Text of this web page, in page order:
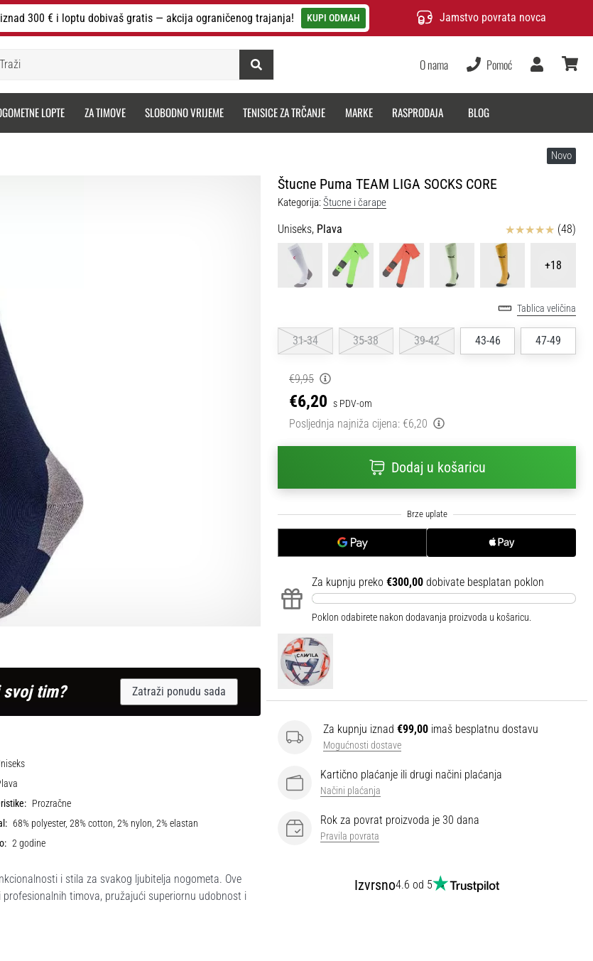
300 € i loptu dobivaš gratis — akcija ograničenog trajanja! KUPI ODMAH Jamstvo povrata novca
O nama Pomoć
Korisnik
LOPTE ZA TIMOVE SLOBODNO VRIJEME TENISICE ZA TRČANJE MARKE RASPRODAJA BLOG
Novo
Štucne Puma TEAM LIGA SOCKS CORE
Kategorija:Štucne i čarape
Uniseks, Plava Ocjena proizvoda
(48)
+18
Tablica veličina
31-34 35-38 39-42 43-46 47-49
€9,95
€6,20 s PDV-om
Posljednja najniža cijena: €6,20
Dodaj u košaricu
Za kupnju preko €300,00 dobivate besplatan poklon
Poklon odabirete nakon dodavanja proizvoda u košaricu.
Za kupnju iznad €99,00 imaš besplatnu dostavu
Mogućnosti dostave
Kartično plaćanje ili drugi načini plaćanja
Načini plaćanja
Rok za povrat proizvoda je 30 dana
Pravila povrata
Izvrsno4.6 od 5
tim? Zatraži ponudu sada
Prozračne
68% polyester, 28% cotton, 2% nylon, 2% elastan
2 godine
i stila za svakog ljubitelja nogometa. Ove
timova, pružajući superiornu udobnost i